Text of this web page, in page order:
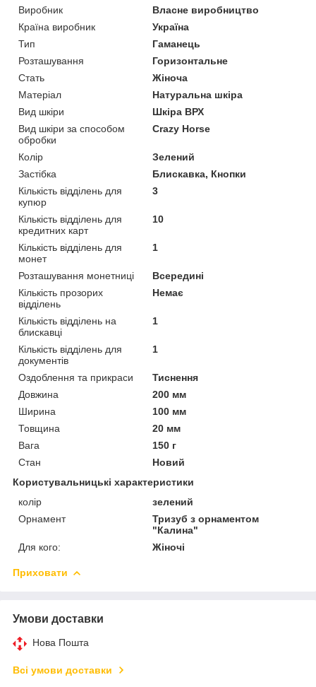
Виробник
Власне виробництво
Країна виробник
Україна
Тип
Гаманець
Розташування
Горизонтальне
Стать
Жіноча
Матеріал
Натуральна шкіра
Вид шкіри
Шкіра ВРХ
Вид шкіри за способом
обробки
Crazy Horse
Колір
Зелений
Застібка
Блискавка, Кнопки
Кількість відділень для
купюр
3
Кількість відділень для
кредитних карт
10
Кількість відділень для
монет
1
Розташування монетниці
Всередині
Кількість прозорих
відділень
Немає
Кількість відділень на
блискавці
1
Кількість відділень для
документів
1
Оздоблення та прикраси
Тиснення
Довжина
200 мм
Ширина
100 мм
Товщина
20 мм
Вага
150 г
Стан
Новий
Користувальницькі характеристики
колір
зелений
Орнамент
Тризуб з орнаментом
"Калина"
Для кого:
Жіночі
Приховати
Умови доставки
Нова Пошта
Всі умови доставки